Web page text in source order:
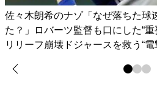
佐々木朗希のナゾ「なぜ落ちた球
た？」ロバーツ監督も口にした“
リリーフ崩壊ドジャースを救う“電